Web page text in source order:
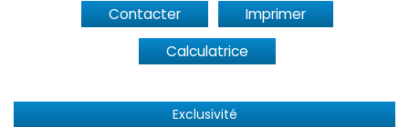
Contacter
Imprimer
Calculatrice
Exclusivité